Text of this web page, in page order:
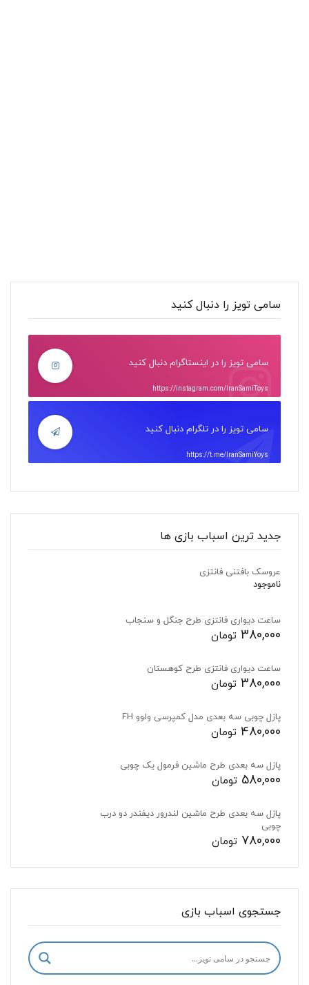
سامی تویز را دنبال کنید
سامی تویز را در اینستاگرام دنبال کنید
https://instagram.com/IranSamiToys
سامی تویز را در تلگرام دنبال کنید
https://t.me/IranSamiYoys
جدید ترین اسباب بازی ها
عروسک بافتنی فانتزی
ناموجود
ساعت دیواری فانتزی طرح جنگل و سنجاب
380,000 تومان
ساعت دیواری فانتزی طرح کوهستان
380,000 تومان
پازل چوبی سه بعدی مدل کمپرسی ولوو FH
480,000 تومان
پازل سه بعدی طرح ماشین فرمول یک چوبی
580,000 تومان
پازل سه بعدی طرح ماشین لندرور دیفندر دو درب
چوبی
780,000 تومان
جستجوی اسباب بازی